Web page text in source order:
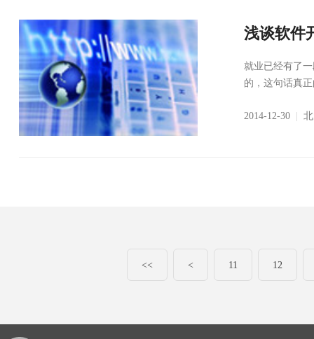
浅谈软件
就业已经有了
的，这句话真
2014-12-30
<< < 11 12